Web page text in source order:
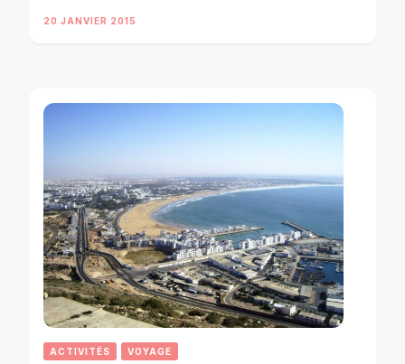
20 JANVIER 2015
ACTIVITÉS VOYAGE